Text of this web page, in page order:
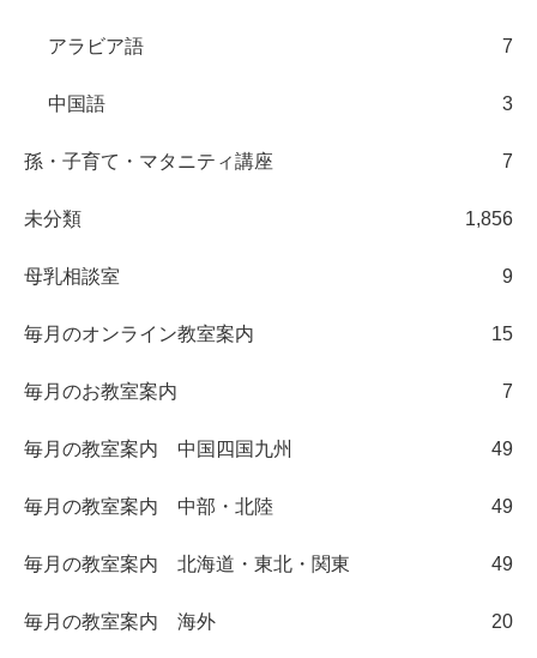
アラビア語 7
中国語 3
孫・子育て・マタニティ講座 7
未分類 1,856
母乳相談室 9
毎月のオンライン教室案内 15
毎月のお教室案内 7
毎月の教室案内 中国四国九州 49
毎月の教室案内 中部・北陸 49
毎月の教室案内 北海道・東北・関東 49
毎月の教室案内 海外 20